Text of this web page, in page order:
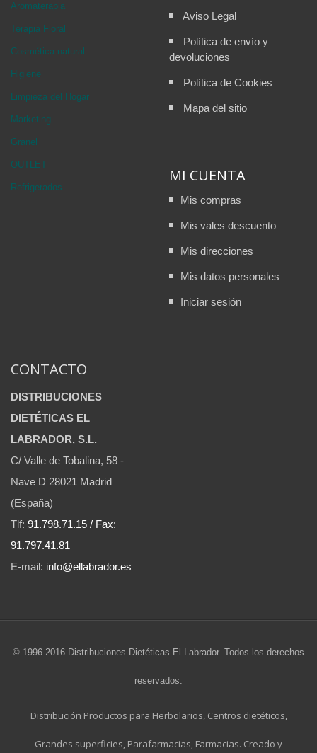
Aromaterapia
Terapia Floral
Cosmética natural
Higiene
Limpieza del Hogar
Marketing
Granel
OUTLET
Refrigerados
Aviso Legal
Política de envío y
devoluciones
Política de Cookies
Mapa del sitio
MI CUENTA
Mis compras
Mis vales descuento
Mis direcciones
Mis datos personales
Iniciar sesión
CONTACTO
DISTRIBUCIONES
DIETÉTICAS EL
LABRADOR, S.L.
C/ Valle de Tobalina, 58 -
Nave D 28021 Madrid
(España)
Tlf: 91.798.71.15 / Fax:
91.797.41.81
E-mail: info@ellabrador.es
© 1996-2016 Distribuciones Dietéticas El Labrador. Todos los derechos
reservados.
Distribución Productos para Herbolarios, Centros dietéticos,
Grandes superficies, Parafarmacias, Farmacias. Creado y